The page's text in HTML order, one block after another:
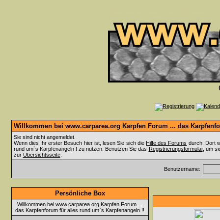
Willkommen bei www.carparea.org Karpfen Forum ... das
Sie sind nicht angemeldet.
Wenn dies Ihr erster Besuch hier ist, lesen Sie sich die Hilfe des Forums durch. Dort
rund um`s Karpfenangeln ! zu nutzen. Benutzen Sie das Registrierungsformular, um
zur Übersichtsseite.
Benutzername:
Persönliche Box
Willkommen bei www.carparea.org Karpfen Forum ...
das Karpfenforum für alles rund um`s Karpfenangeln !!